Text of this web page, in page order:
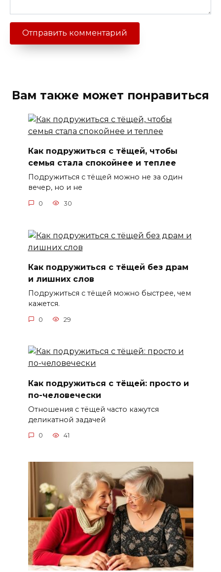
Вам также может понравиться
Как подружиться с тёщей, чтобы
семья стала спокойнее и теплее
Подружиться с тёщей можно не за один
вечер, но и не
0 30
Как подружиться с тёщей без драм
и лишних слов
Подружиться с тёщей можно быстрее, чем
кажется.
0 29
Как подружиться с тёщей: просто и
по-человечески
Отношения с тёщей часто кажутся
деликатной задачей
0 41